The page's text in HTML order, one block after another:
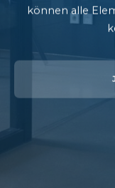
können alle